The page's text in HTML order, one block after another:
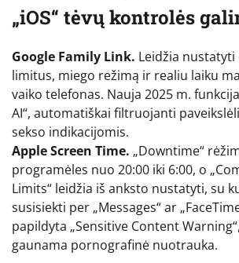
„iOS“ tėvų kontrolės
Google Family Link. Leidžia nustatyti
limitus, miego režimą ir realiu laiku
vaiko telefonas. Nauja 2025 m.
AI“, automatiškai filtruojanti
sekso indikacijomis.
Apple Screen Time. „Downtime“
programėles nuo 20:00 iki 6:00, o
Limits“ leidžia iš anksto nustatyti, su
susisiekti per „Messages“ ar
papildyta „Sensitive Content
gaunama pornografinė nuotrauka.